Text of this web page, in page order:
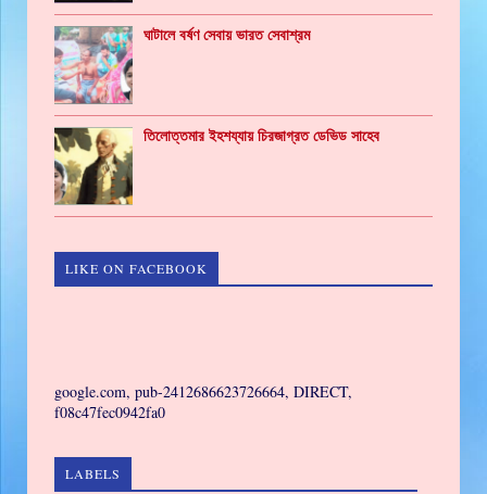
ঘাটালে বর্ষণ সেবায় ভারত সেবাশ্রম
তিলোত্তমার ইহশয্যায় চিরজাগ্রত ডেভিড সাহেব
LIKE ON FACEBOOK
google.com, pub-2412686623726664, DIRECT,
f08c47fec0942fa0
LABELS